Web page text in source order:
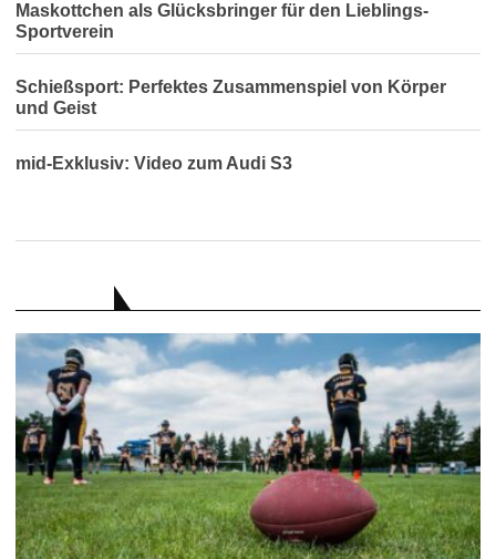
Maskottchen als Glücksbringer für den Lieblings-
Sportverein
Schießsport: Perfektes Zusammenspiel von Körper
und Geist
mid-Exklusiv: Video zum Audi S3